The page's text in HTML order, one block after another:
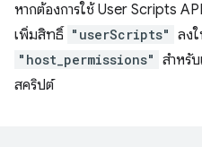
หากต้องการใช้ User Scripts API
เพิ่มสิทธิ์ "userScripts" ลง
"host_permissions" สำหรั
สคริปต์